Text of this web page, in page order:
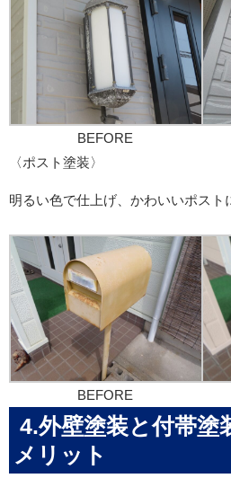
BEFORE
〈ポスト塗装〉
明るい色で仕上げ、かわいいポスト
BEFORE
4.外壁塗装と付帯塗
メリット